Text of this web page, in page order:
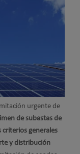
urgente de
de subastas de
criterios generales
y distribución